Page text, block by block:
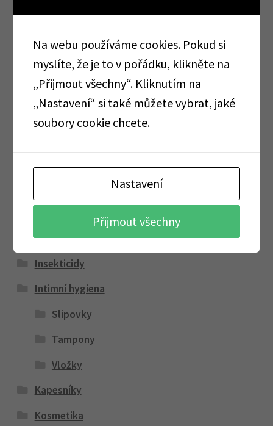
TOTÁLNÍ VÝPRODEJ
AKCE CORMEN
Alobaly, pečící papíry, sáčky, folie
Dávkovače a zásobníky
GASTRO
Insekticidy
Intimní hygiena
Slipovky
Tampony
Vložky
Kapesníky
Kosmetika
Na webu používáme cookies. Pokud si
myslíte, že je to v pořádku, klikněte na
„Přijmout všechny“. Kliknutím na
„Nastavení“ si také můžete vybrat, jaké
soubory cookie chcete.
Nastavení
Přijmout všechny